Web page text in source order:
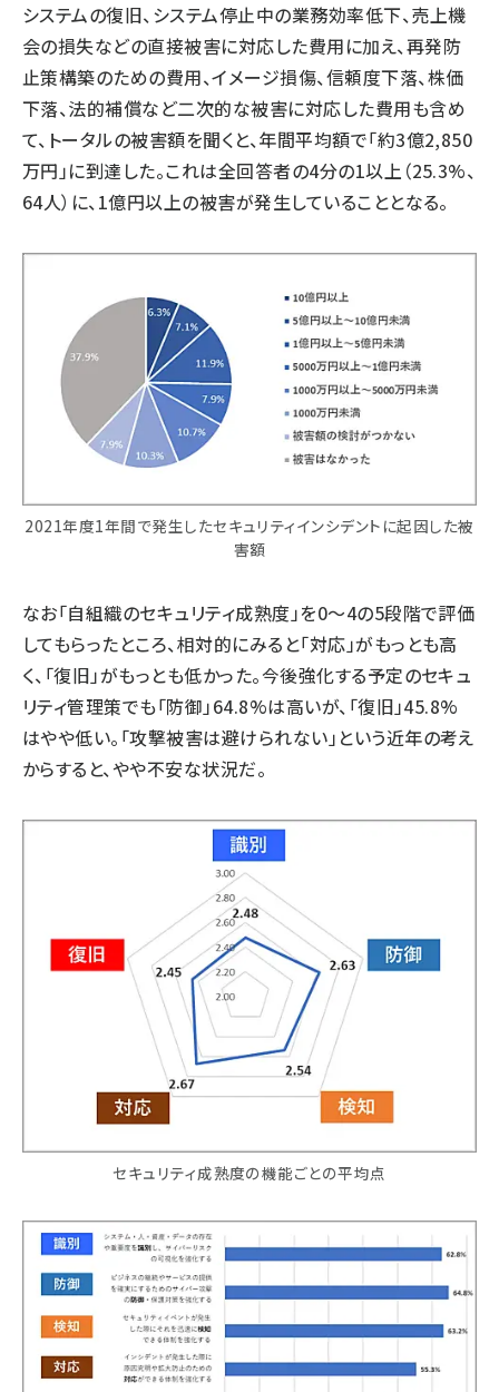
システムの復旧、システム停止中の業務効率低下、売上機
会の損失などの直接被害に対応した費用に加え、再発防
止策構築のための費用、イメージ損傷、信頼度下落、株価
下落、法的補償など二次的な被害に対応した費用も含め
て、トータルの被害額を聞くと、年間平均額で「約3億2,850
万円」に到達した。これは全回答者の4分の1以上（25.3%、
64人）に、1億円以上の被害が発生していることとなる。
2021年度1年間で発生したセキュリティインシデントに起因した被
害額
なお「自組織のセキュリティ成熟度」を0～4の5段階で評価
してもらったところ、相対的にみると「対応」がもっとも高
く、「復旧」がもっとも低かった。今後強化する予定のセキュ
リティ管理策でも「防御」64.8%は高いが、「復旧」45.8%
はやや低い。「攻撃被害は避けられない」という近年の考え
からすると、やや不安な状況だ。
セキュリティ成熟度の機能ごとの平均点